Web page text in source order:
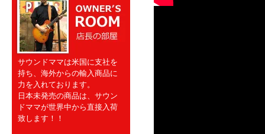
サウンドママは米国に支社を
持ち、海外からの輸入商品に
力を入れております。
日本未発売の商品は、サウン
ドママが世界中から直接入荷
致します！！